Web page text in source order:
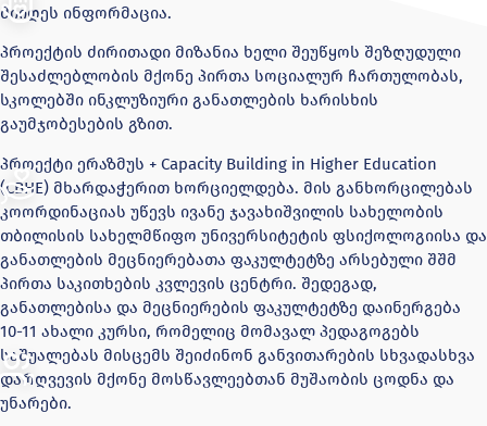
მიიღეს ინფორმაცია.
პროექტის ძირითადი მიზანია ხელი შეუწყოს შეზღუდული
შესაძლებლობის მქონე პირთა სოციალურ ჩართულობას,
სკოლებში ინკლუზიური განათლების ხარისხის
გაუმჯობესების გზით.
პროექტი ერაზმუს + Capacity Building in Higher Education
(CBHE) მხარდაჭერით ხორციელდება. მის განხორცილებას
კოორდინაციას უწევს ივანე ჯავახიშვილის სახელობის
თბილისის სახელმწიფო უნივერსიტეტის ფსიქოლოგიისა და
განათლების მეცნიერებათა ფაკულტეტზე არსებული შშმ
პირთა საკითხების კვლევის ცენტრი. შედეგად,
განათლებისა და მეცნიერების ფაკულტეტზე დაინერგება
10-11 ახალი კურსი, რომელიც მომავალ პედაგოგებს
საშუალებას მისცემს შეიძინონ განვითარების სხვადასხვა
დარღვევის მქონე მოსწავლეებთან მუშაობის ცოდნა და
უნარები.